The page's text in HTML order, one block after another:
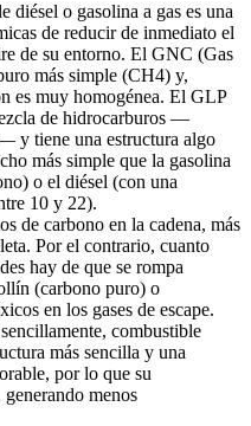
diésel o gasolina a gas es una
de reducir de inmediato el
de su entorno. El GNC (Gas
más simple (CH4) y,
es muy homogénea. El GLP
de hidrocarburos —
y tiene una estructura algo
más simple que la gasolina
o el diésel (con una
10 y 22).
de carbono en la cadena, más
Por el contrario, cuanto
hay de que se rompa
(carbono puro) o
en los gases de escape.
combustible
más sencilla y una
por lo que su
menos